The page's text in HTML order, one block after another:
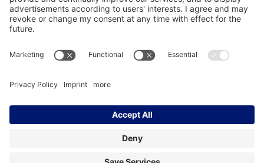
FacebookInstagramLinkedIn
Imprint Data Protection Contact Accessibility